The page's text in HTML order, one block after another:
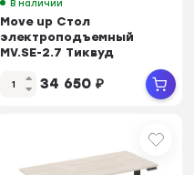
В наличии
Move up Стол
электроподъемный
MV.SE-2.7 Тиквуд
Светлый/Металл Белый
1180*720*...
34 650 ₽